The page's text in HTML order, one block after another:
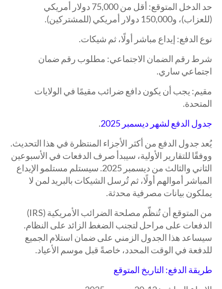
حد الدخل المتوقع: أقل من 75,000 دولار أمريكي
(للعزاب)، و150,000 دولار أمريكي (للمشتركين).
نوع الدفع: إيداع مباشر أولًا، ثم شيكات.
شرط رقم الضمان الاجتماعي: مطلوب رقم ضمان
اجتماعي ساري.
مقيم: يجب أن يكون دافع ضرائب مقيمًا في الولايات
المتحدة.
جدول الدفع لشهر ديسمبر 2025
.
يُعد جدول الدفع من أكثر الأجزاء المنتظرة في هذا التحديث.
ووفقًا للتقارير الأولية، سيبدأ صرف الدفعات في الأسبوعين
الثاني والثالث من ديسمبر 2025. سيستلم مستلمو الإيداع
المباشر أموالهم أولًا، ثم تُرسل الشيكات بالبريد لمن لا
يملكون بيانات مصرفية محدثة.
من المتوقع أن تُنظّم مصلحة الضرائب الأمريكية (IRS)
الدفعات على مراحل لتجنب الضغط الزائد على النظام.
سيساعد هذا الجدول الزمني على ضمان استلام الجميع
للدفعة في الوقت المحدد، خاصةً قبل موسم الأعياد.
طريقة الدفع: التاريخ المتوقع